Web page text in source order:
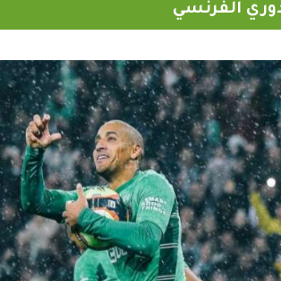
الفرنسي